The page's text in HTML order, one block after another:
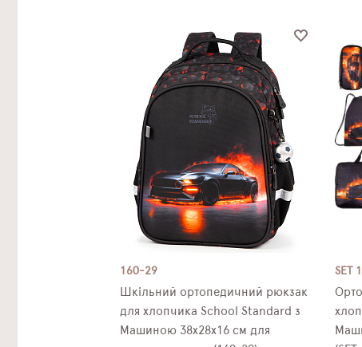
160-29
Шкільний ортопедичний рюкзак
для хлопчика School Standard з
Машиною 38х28х16 см для
SET